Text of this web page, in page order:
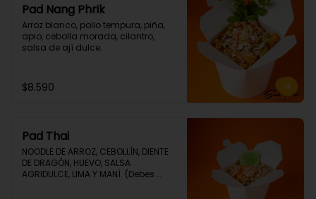
Pad Nang Phrik
Arroz blanco, pollo tempura, piña,
apio, cebolla morada, cilantro,
salsa de ají dulce.
$8.590
Pad Thai
NOODLE DE ARROZ, CEBOLLÍN, DIENTE
DE DRAGÓN, HUEVO, SALSA
AGRIDULCE, LIMA Y MANÍ. (Debes